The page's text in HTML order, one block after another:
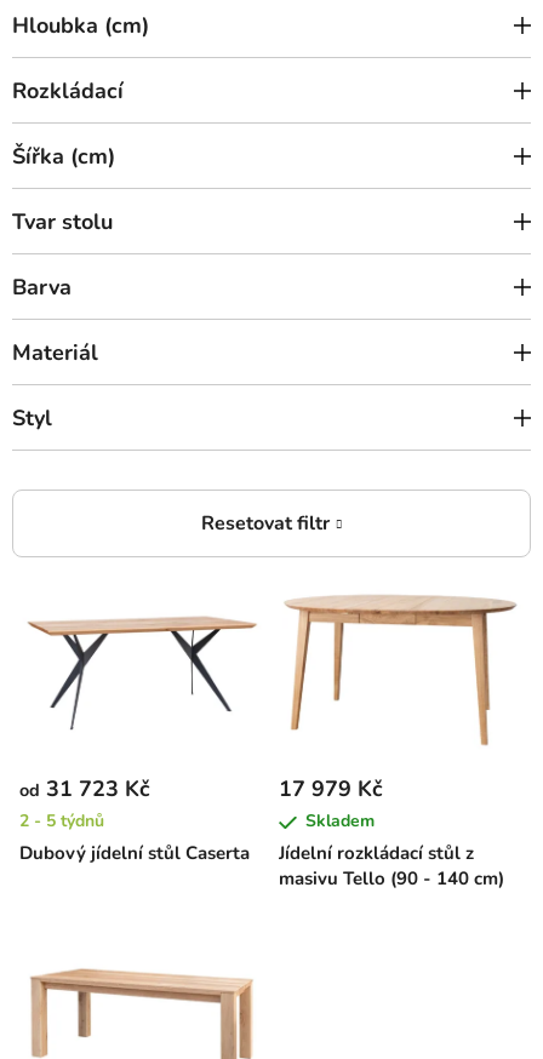
Hloubka (cm)
Rozkládací
Šířka (cm)
Tvar stolu
Barva
Materiál
Styl
o
d
u
Dubový jídelní stůl Caserta
od 31 723 Kč
2 - 5 týdnů
Jídelní rozkládací stůl z
masivu Tello (90 - 140 cm)
17 979 Kč
Skladem